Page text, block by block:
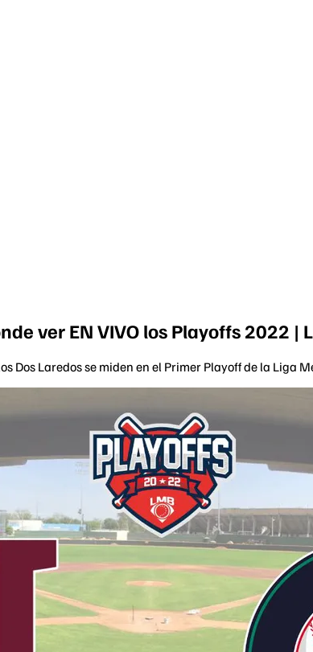
ver EN VIVO los Playoffs 2022 |
Dos Laredos se miden en el Primer Playoff de la Liga